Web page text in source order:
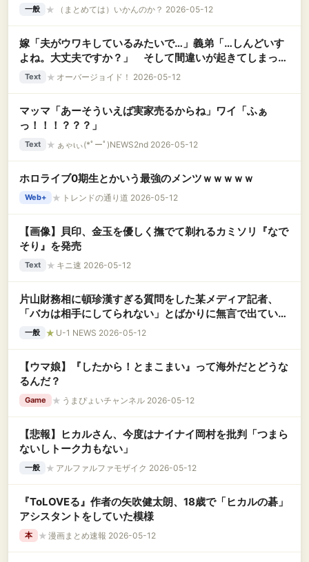
一般 ★ （まとめては）いかんのか？ 2026-05-12
嫁「夫がウワキしているみたいで…」義弟「…しんどいす
よね。大丈夫ですか？」 そして間違いが起きてしまっ
た。その結果は想定外で……….
Text ★ オーバージョイド！ 2026-05-12
マッマ「あーそういえば実家売るからね」ワイ「ふぁ
っ！！！？？？」
Text ★ ぁゃιぃ(*ﾟーﾟ)NEWS2nd 2026-05-12
ホロライブ0期生とかいう最強のメンツｗｗｗｗｗ
Web+ ★ トレンドの通り道 2026-05-12
【画像】貝印、金玉を優しく撫でて剃れるカミソリ『なで
そり』を発売
Text ★ キニ速 2026-05-12
片山財務相に頓珍漢すぎる質問をした某メディア記者、
「バカは相手にしてられない」とばかりに無言で出ていか
れてしまい……
一般 ★ U-1 NEWS 2026-05-12
【ウマ娘】『したから！とまこまい』って海外だとどうな
るんだ？
Game ★ うまぴょいチャンネル 2026-05-12
【悲報】ヒカルさん、今度はナイナイ岡村を批判「つまら
ないしトーク力もない」
一般 ★ アルファルファモザイク 2026-05-12
『ToLOVEる』作者の矢吹健太朗、18歳で「ヒカルの碁」
アシスタントをしていた模様
本 ★ 漫画まとめ速報 2026-05-12